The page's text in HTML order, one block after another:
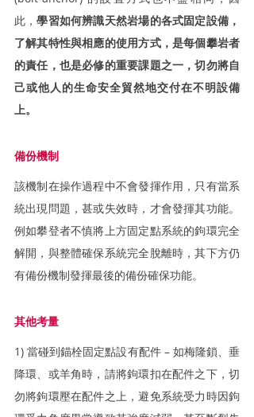
此，學習如何辨識天然岩場的各式固定設備，
了解其特性與相應的使用方式，是每個攀岩者
的責任，也是必修的重要課題之一，切勿將自
己或他人的生命安全貿然地交付在不明設備
上。
備份機制
該機制在操作過程中不會發揮作用，只有當系
統出現問題，甚或失效時，才會發揮其功能。
例如攀登者不慎將上方固定點系統的鉤環完全
解開，與整體確保系統完全脫離時，其下方仍
有備份機制發揮最後的備份確保功能。
其他考量
1) 當碰到錨栓固定點設有配件 – 如梅隆鎖、垂
降環、或羊角時，請將鉤環扣在配件之下，切
勿將鉤環壓在配件之上，避免系統受力時因鉤